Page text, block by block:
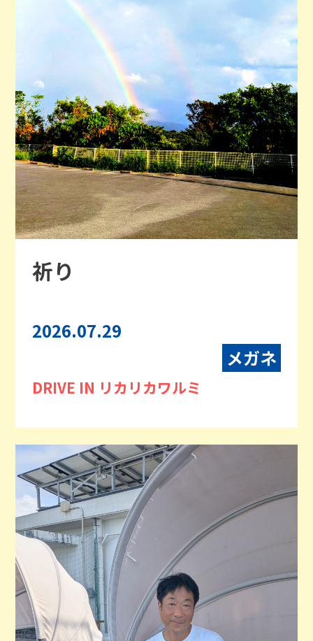
祈り
2026.07.29
メガネ
DRIVE IN リカリカワルミ